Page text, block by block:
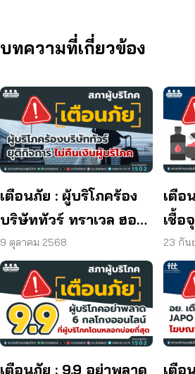
บทความที่เกี่ยวข้อง
เตือนภัย : ผู้บริโภคร้อง
บริษัททัวร์ ทราเวล ฮอลิ
เดย์ ยุติกิจการ ไม่คืนเงิน
ผู้บริโภค
9 ตุลาคม 2568
เตือ
เชื้อ
โรค
ยีสต์
มาต
ผลิ
23 กัน
เตือนภัย : 9.9 อย่าพลาด
เตือ